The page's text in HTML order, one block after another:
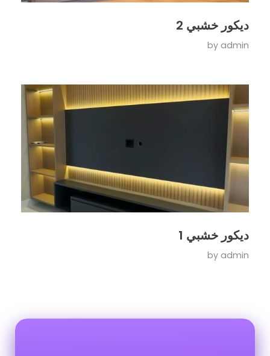
ديكور خشبي 2
by admin
ديكور خشبي 1
by admin